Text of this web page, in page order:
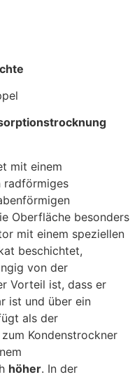
mit einem
radförmiges
Oberfläche besonders
mit einem speziellen
beschichtet,
von der
Vorteil ist, dass er
ist und über ein
als der
Kondenstrockner
höher. In der